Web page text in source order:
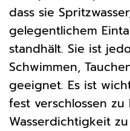
dass sie
gelegentlichem
standhält. Sie ist
Schwimmen,
geeignet. Es ist
fest verschlossen
Wasserdichtigkeit